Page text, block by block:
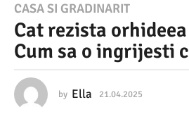
2
1
.
4
CASA SI GRADINARIT
Cat rezista
Cum sa o ingrijesti
by Ella 21.04.2025